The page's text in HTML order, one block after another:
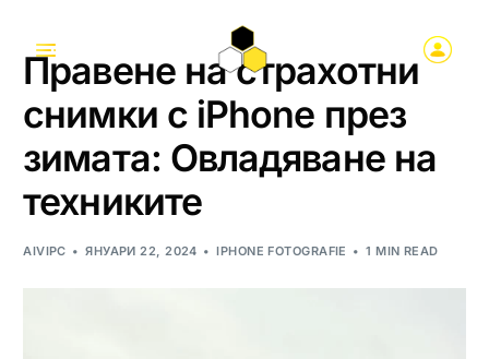
Правене на страхотни
снимки с iPhone през
зимата: Овладяване на
техниките
AIVIPC ЯНУАРИ 22, 2024 IPHONE FOTOGRAFIE 1 MIN READ